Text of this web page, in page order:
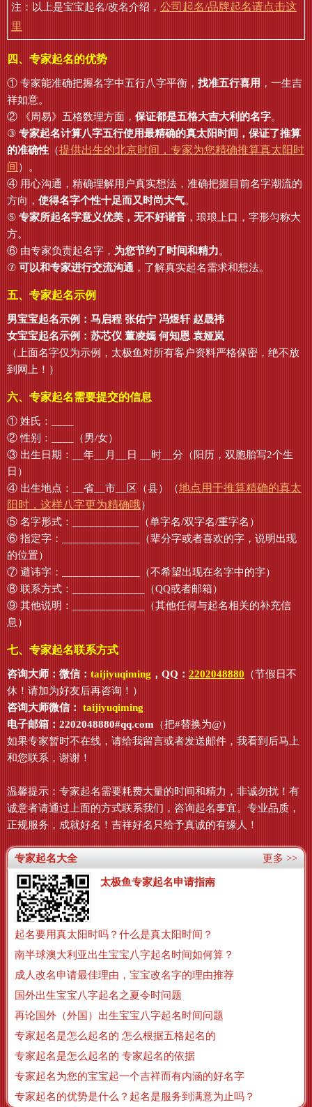
注：以上是宝宝起名/改名介绍， 公司起名/品牌起名请点击这
里
四、专家起名的优势
① 专家能准确把握名字中五行八字平衡， 找准五行喜用 ，一生吉
祥如意。
② 《周易》五格数理方面， 保证都是五格大吉大利的名字。
③ 专家起名计算八字五行使用最精确的真太阳时间，保证了推算
的准确性 （提供出生的北京时间，专家为您精确推算真太阳时
间 ）。
④ 用心沟通，精确理解用户真实想法，准确把握目前名字潮流的
方向， 使得名字个性十足而又时尚大气。
⑤ 专家所起名字意义优美，无不好谐音 ，琅琅上口，字形匀称大
方。
⑥ 由专家负责起名字， 为您节约了时间和精力。
⑦ 可以和专家进行交流沟通 ，了解真实起名需求和想法。
五、专家起名示例
男宝宝起名示例：马启程 张佑宁 冯煜轩 赵晟祎
女宝宝起名示例：苏芯仪 董凌嫣 何知恩 袁娅岚
（上面名字仅为示例，太极鱼对所有客户资料严格保密，绝不放
到网上！）
六、专家起名需要提交的信息
① 姓氏：____
② 性别：____（男/女）
③ 出生日期：__年__月__日 __时__分（阳历，双胞胎写2个生
日）
④ 出生地点：__省__市__区（县）（地点用于推算精确的真太
阳时，这样八字更为精确哦）
⑤ 名字形式：____________（单字名/双字名/重字名）
⑥ 指定字：______________（辈分字或者喜欢的字，说明出现
的位置）
⑦ 避讳字：______________（不希望出现在名字中的字）
⑧ 联系方式：_____________（QQ或者邮箱）
⑨ 其他说明：_____________（其他任何与起名相关的补充信
息）
七、专家起名联系方式
咨询大师：微信： taijiyuqiming ，QQ： 2202048880 （节假日不
休！请加为好友后再咨询！）
咨询大师微信： taijiyuqiming
电子邮箱：2202048880#qq.com （把#替换为@）
如果专家暂时不在线，请给我留言或者发送邮件，我看到后马上
和您联系，谢谢！
温馨提示：专家起名需要耗费大量的时间和精力，非诚勿扰！有
诚意者请通过上面的方式联系我们，咨询起名事宜。专业品质，
正规服务，成就好名！吉祥好名只给予真诚的有缘人！
更多 >>
专家起名大全
太极鱼专家起名申请指南
起名要用真太阳时吗？什么是真太阳时间？
南半球澳大利亚出生宝宝八字起名时间如何算？
成人改名申请最佳理由，宝宝改名字的理由推荐
国外出生宝宝八字起名之夏令时问题
再论国外（外国）出生宝宝八字起名时间问题
专家起名是怎么起名的 怎么根据五格起名的
专家起名是怎么起名的 专家起名的依据
专家起名为您的宝宝起一个吉祥而有内涵的好名字
专家起名的优势是什么？起名是服务到满意为止吗？